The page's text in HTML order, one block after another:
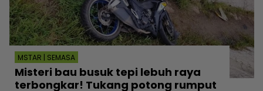
MSTAR | SEMASA
Misteri bau busuk tepi lebuh raya
terbongkar! Tukang potong rumput